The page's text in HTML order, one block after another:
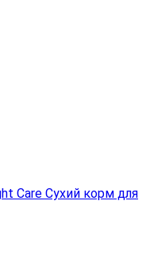
Care Сухий корм для